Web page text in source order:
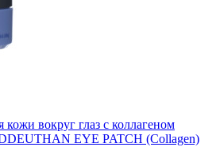
вокруг глаз с коллагеном
EYE PATCH (Collagen)